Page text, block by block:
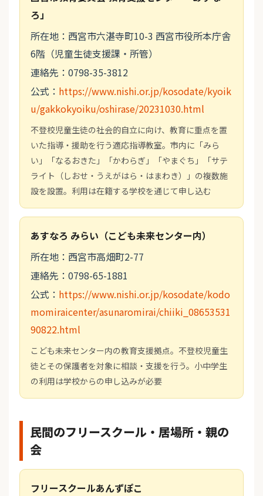
ろ」
所在地：西宮市六湛寺町10-3 西宮市役所本庁舎
6階（児童生徒支援課・所管）
連絡先：0798-35-3812
公式： https://www.nishi.or.jp/kosodate/kyoik
u/gakkokyoiku/oshirase/20231030.html
不登校児童生徒の社会的自立に向け、教育に重点を置
いた指導・援助を行う適応指導教室。市内に「みら
い」「なるおきた」「かわらぎ」「やまぐち」「サテ
ライト（しおせ・うえがはら・はまわき）」の複数施
設を設置。利用は在籍する学校を通じて申し込む
あすなろ みらい（こども未来センター内）
所在地：西宮市高畑町2-77
連絡先：0798-65-1881
公式： https://www.nishi.or.jp/kosodate/kodo
momiraicenter/asunaromirai/chiiki_08653531
90822.html
こども未来センター内の教育支援拠点。不登校児童生
徒とその保護者を対象に相談・支援を行う。小中学生
の利用は学校からの申し込みが必要
民間のフリースクール・居場所・親の
会
フリースクールあんずぽこ